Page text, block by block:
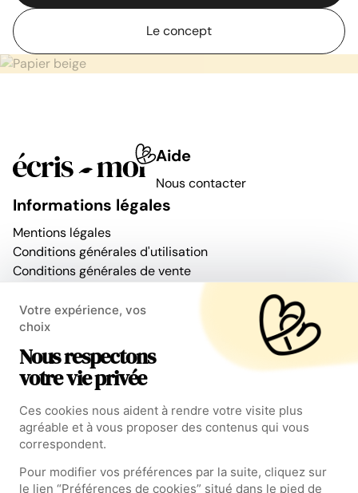
Le concept
Aide
Nous contacter
Informations légales
Mentions légales
Conditions générales d'utilisation
Conditions générales de vente
Modifier mes préférences de cookies
La Newsletter
désabonner à tout moment. Pour en savoir plus, consulter notre politique de
confidentialité
Votre expérience, vos
choix
Nous respectons
votre vie privée
Ces cookies nous aident à rendre votre visite plus
agréable et à vous proposer des contenus qui vous
correspondent.
Pour modifier vos préférences par la suite, cliquez sur
le lien “Préférences de cookies” situé dans le pied de